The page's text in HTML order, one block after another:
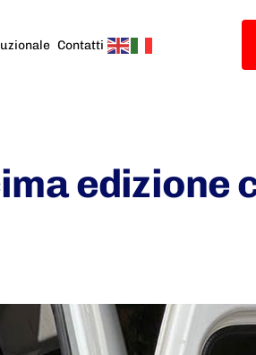
Contatti
edizione